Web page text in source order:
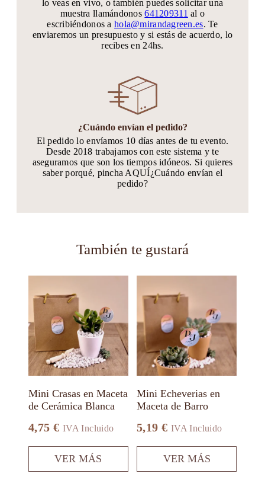
lo veas en vivo, o también puedes solicitar una
muestra llamándonos641209311 al o
escribiéndonos ahola@mirandagreen.es. Te
enviaremos un presupuesto y si estás de acuerdo, lo
recibes en 24hs.
¿Cuándo envían el pedido?
El pedido lo envíamos 10 días antes de tu evento.
Desde 2018 trabajamos con este sistema y te
aseguramos que son los tiempos idóneos. Si quieres
saber porqué, pincha AQUÍ¿Cuándo envían el
pedido?
También te gustará
Mini Crasas en Maceta
de Cerámica Blanca
4,75 € IVA Incluido
VER MÁS
producto
tiene
múltiples
variantes.
opciones
se
pueden
elegir
la
página
producto
Mini Echeverias en
Maceta de Barro
5,19€ IVA Incluido
VER MÁS
tiene
variantes.
Las
opciones
se
pueden
elegir
la
página
producto